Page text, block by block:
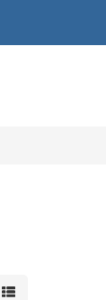
resultados em
Mostrar